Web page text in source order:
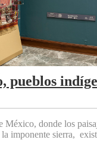
pueblos
México, donde los
la imponente sierra,